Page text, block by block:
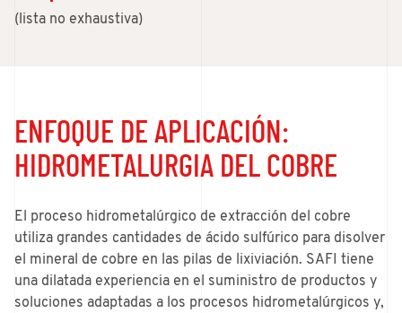
(lista no exhaustiva)
ENFOQUE DE APLICACIÓN:
HIDROMETALURGIA DEL COBRE
El proceso hidrometalúrgico de extracción del cobre
utiliza grandes cantidades de ácido sulfúrico para disolver
el mineral de cobre en las pilas de lixiviación. SAFI tiene
una dilatada experiencia en el suministro de productos y
soluciones adaptadas a los procesos hidrometalúrgicos y,